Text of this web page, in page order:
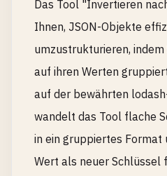
Das Tool "Invertieren
Ihnen, JSON-Objekte
umzustrukturieren,
auf ihren Werten
auf der bewährten
wandelt das Tool flache
in ein gruppiertes Format
Wert als neuer Schlüssel